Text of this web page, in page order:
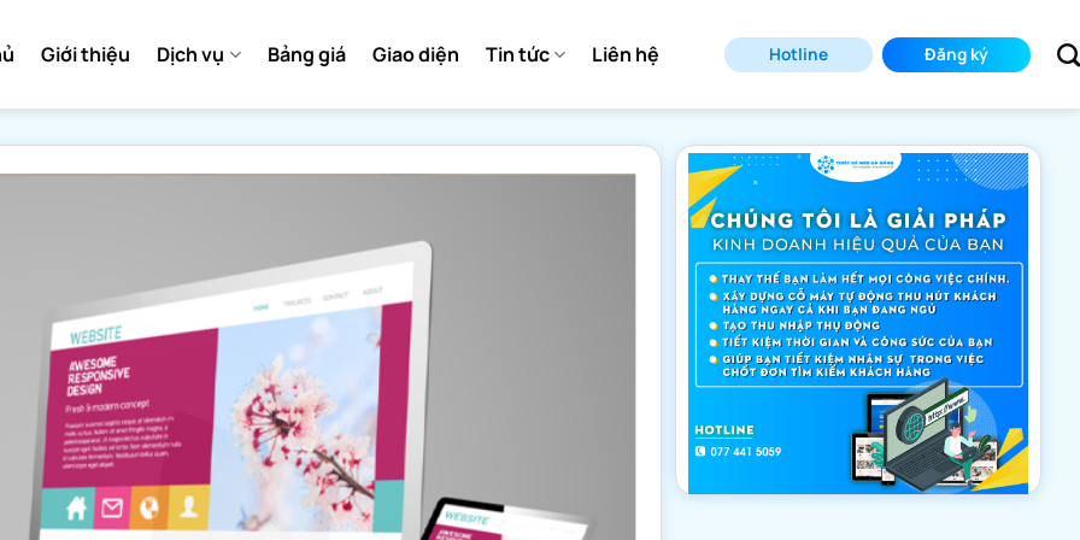
Giới thiệu Dịch vụ Bảng giá Giao diện Tin tức Liên hệ Hotline Đăng ký